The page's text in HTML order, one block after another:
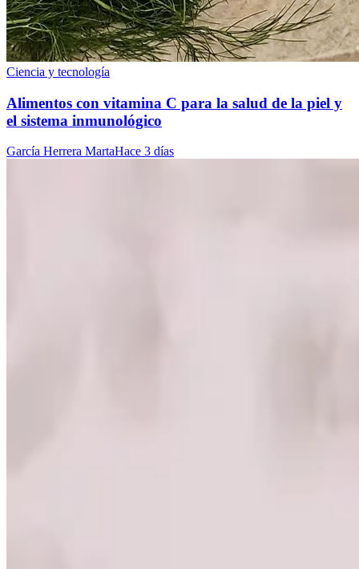
Ciencia y tecnología
Alimentos con vitamina C para la salud de la piel y
el sistema inmunológico
García Herrera MartaHace 3 días